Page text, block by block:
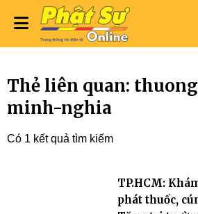
Thẻ liên quan:
minh-nghia
Có 1 kết quả tìm kiếm
TP.HCM:
phát thuốc,